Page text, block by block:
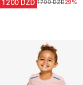
1 200 DZD Prix avant la
1 700 DZD29%